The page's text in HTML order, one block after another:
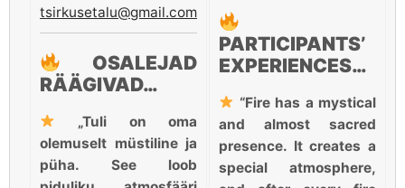
tsirkusetalu@gmail.com
OSALEJAD
RÄÄGIVAD…
„Tuli on oma
olemuselt müstiline ja
püha. See loob
PARTICIPANTS’
EXPERIENCES…
“Fire has a mystical
and almost sacred
presence. It creates a
special atmosphere,